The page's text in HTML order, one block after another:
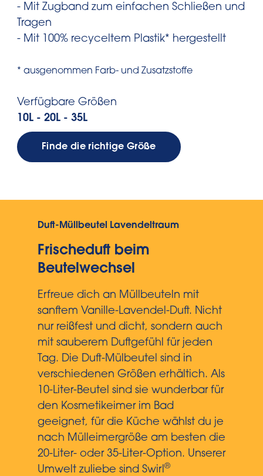
- Mit Zugband zum einfachen Schließen und
Tragen
- Mit 100% recyceltem Plastik* hergestellt
* ausgenommen Farb- und Zusatzstoffe
Verfügbare Größen
10L - 20L - 35L
Finde die richtige Größe
Duft-Müllbeutel Lavendeltraum
Frischeduft beim
Beutelwechsel
Erfreue dich an Müllbeuteln mit
sanftem Vanille-Lavendel-Duft. Nicht
nur reißfest und dicht, sondern auch
mit sauberem Duftgefühl für jeden
Tag. Die Duft-Mülbeutel sind in
verschiedenen Größen erhältich. Als
10-Liter-Beutel sind sie wunderbar für
den Kosmetikeimer im Bad
geeignet, für die Küche wählst du je
nach Mülleimergröße am besten die
20-Liter- oder 35-Liter-Option. Unserer
Umwelt zuliebe sind Swirl®